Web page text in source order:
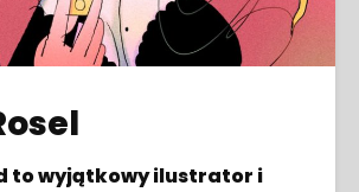
to wyjątkowy ilustrator i